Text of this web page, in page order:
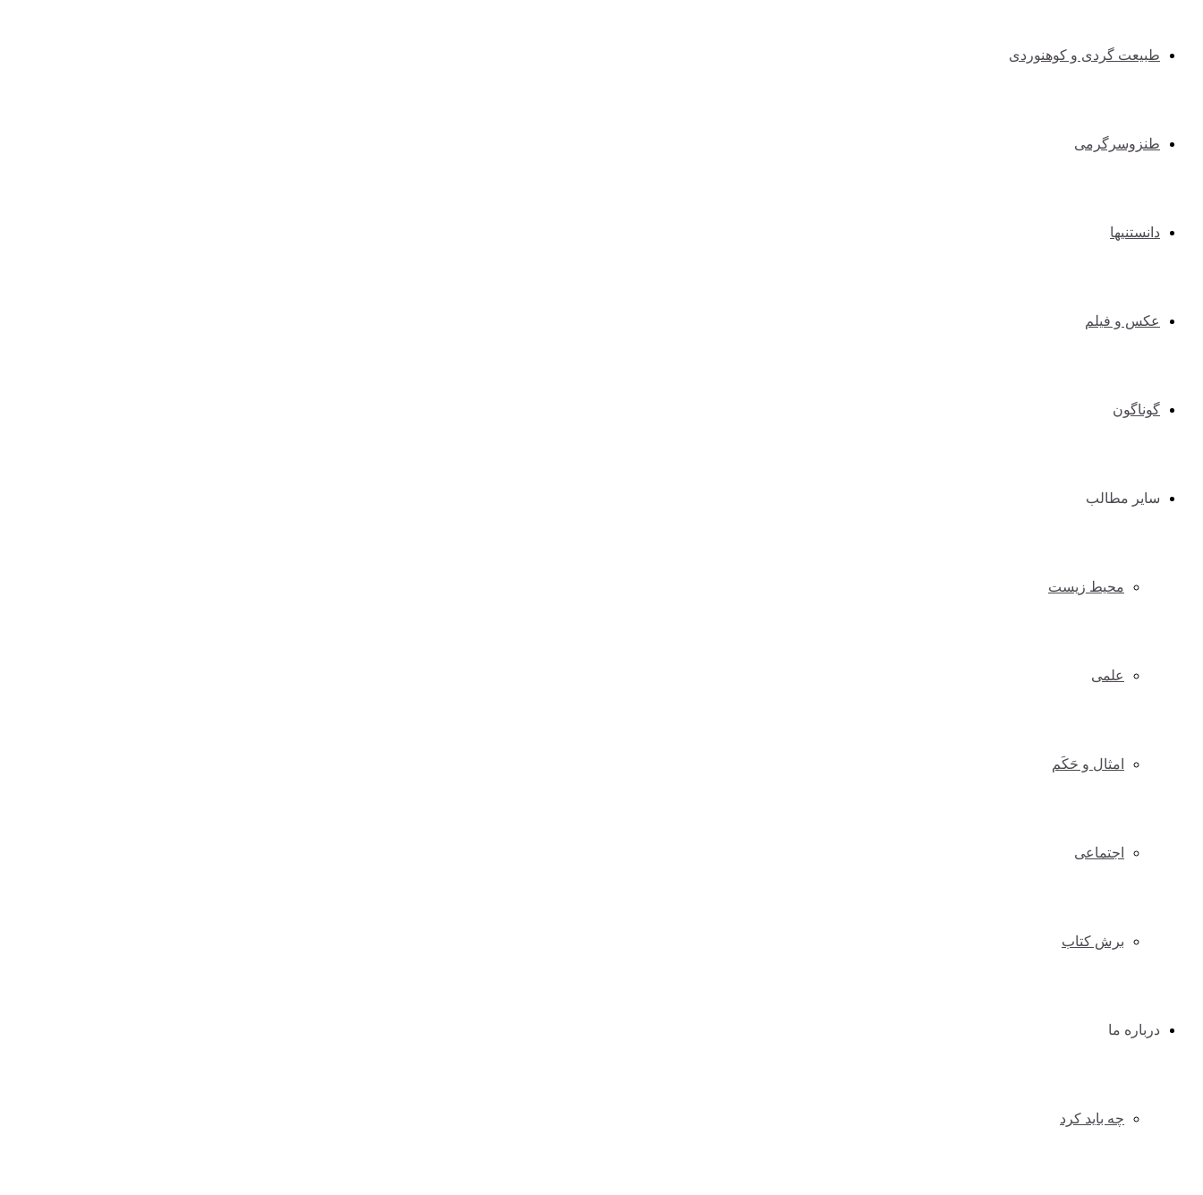
طبیعت گردی و کوهنوردی
طنزوسرگرمی
دانستنیها
عکس و فیلم
گوناگون
سایر مطالب
محیط زیست
علمی
امثال و حَکَم
اجتماعی
برش کتاب
درباره ما
چه باید کرد